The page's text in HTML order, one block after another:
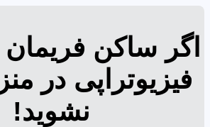
اگر ساکن فریمان
فیزیوتراپی در
نشوید!